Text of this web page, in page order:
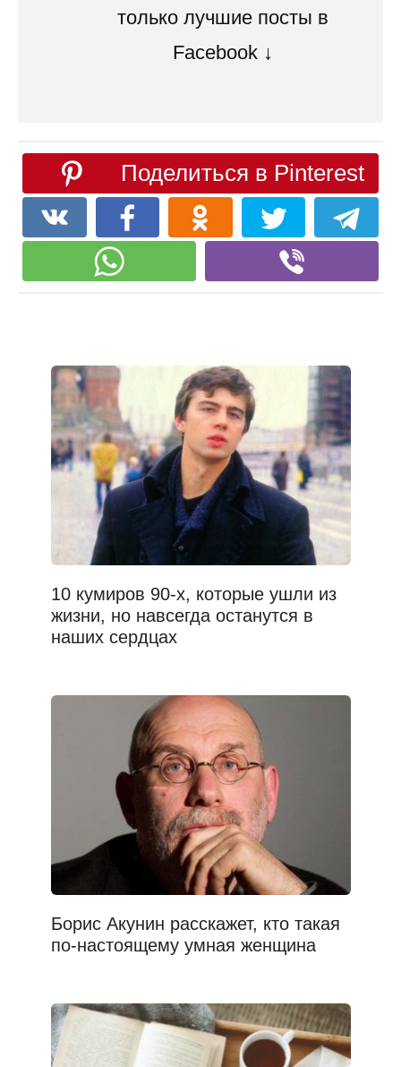
только лучшие посты в
Facebook ↓
Поделиться в Pinterest
10 кумиров 90-х, которые ушли из
жизни, но навсегда останутся в
наших сердцах
Борис Акунин расскажет, кто такая
по-настоящему умная женщина